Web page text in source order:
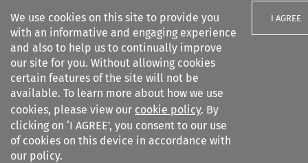
We use cookies on this site to provide you
with an informative and engaging experience
and also to help us to continually improve
our site for you. Without allowing cookies
certain features of the site will not be
available. To learn more about how we use
cookies, please view our cookie policy. By
clicking on ‘I AGREE’, you consent to our use
of cookies on this device in accordance with
our policy.
I AGREE
Search filters
Iurgium %5Bpreviously Spain
Arbitration ...
Search content